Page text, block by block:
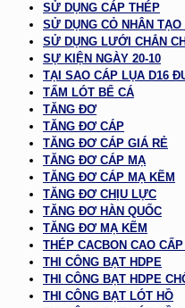
SỬ DỤNG CÁP THÉP
SỬ DỤNG CỎ NHÂN
SỬ DỤNG LƯỚI CHẮN
SỰ KIỆN NGÀY 20-10
TẠI SAO CÁP LỤA D16
TẤM LÓT BỂ CÁ
TĂNG ĐƠ
TĂNG ĐƠ CÁP
TĂNG ĐƠ CÁP GIÁ RẺ
TĂNG ĐƠ CÁP MẠ
TĂNG ĐƠ CÁP MẠ KẼM
TĂNG ĐƠ CHỊU LỰC
TĂNG ĐƠ HÀN QUỐC
TĂNG ĐƠ MẠ KẼM
THÉP CACBON CAO
THI CÔNG BẠT HDPE
THI CÔNG BẠT HDPE
THI CÔNG BẠT LÓT HỒ